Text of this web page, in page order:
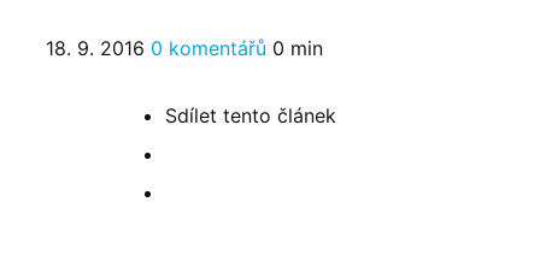
18. 9. 2016 0 komentářů 0 min
Sdílet tento článek